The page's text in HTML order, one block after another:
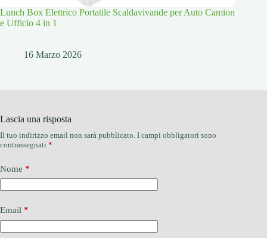
Lunch Box Elettrico Portatile Scaldavivande per Auto Camion
e Ufficio 4 in 1
16 Marzo 2026
Lascia una risposta
Il tuo indirizzo email non sarà pubblicato. I campi obbligatori sono
contrassegnati *
Nome *
Email *